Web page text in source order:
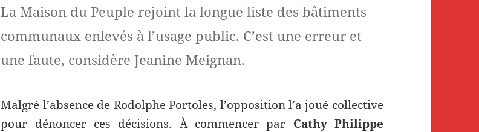
La Maison du Peuple rejoint la longue liste des bâtiments
communaux enlevés à l’usage public. C’est une erreur et
une faute, considère Jeanine Meignan.
Malgré l’absence de Rodolphe Portoles, l’opposition l’a joué collective
pour dénoncer ces décisions. À commencer par Cathy Philippe